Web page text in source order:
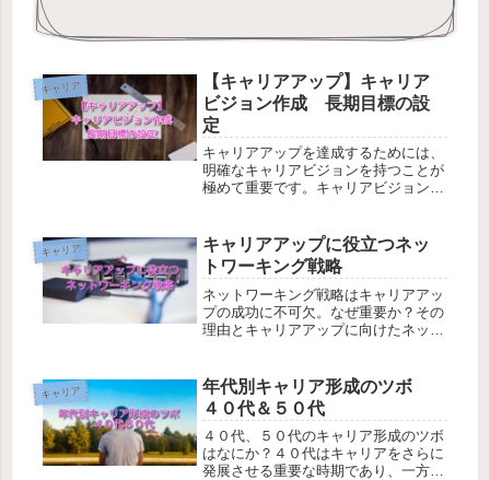
キャリア
【キャリアアップ】キャリア
ビジョン作成 長期目標の設
定
キャリアアップを達成するためには、
明確なキャリアビジョンを持つことが
極めて重要です。キャリアビジョン
るプロセスであり、そのビジョンの構
築には長期キャリア目標が不可欠で
す。
キャリア
キャリアアップに役立つネッ
トワーキング戦略
ネットワーキング戦略はキャリアアッ
プの成功に不可欠。なぜ重要か？その
理由とキャリアアップに向けたネット
キャリア
年代別キャリア形成のツボ
４０代＆５０代
４０代、５０代のキャリア形成のツボ
はなにか？４０代はキャリアをさらに
発展させる重要な時期であり、一方で